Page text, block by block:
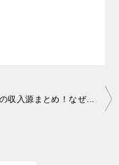
GACKTの収入源まとめ！なぜお金持ち？不動産ビジネスがすごい？